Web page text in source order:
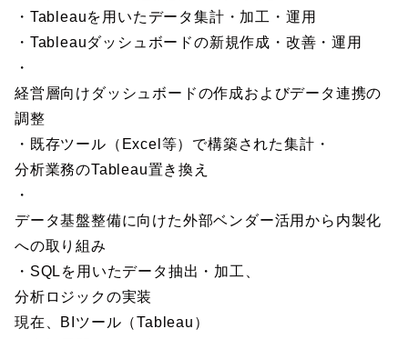
・Tableauを用いたデータ集計・加工・運用
・Tableauダッシュボードの新規作成・改善・運用
・
経営層向けダッシュボードの作成およびデータ連携の
調整
・既存ツール（Excel等）で構築された集計・
分析業務のTableau置き換え
・
データ基盤整備に向けた外部ベンダー活用から内製化
への取り組み
・SQLを用いたデータ抽出・加工、
分析ロジックの実装
現在、BIツール（Tableau）